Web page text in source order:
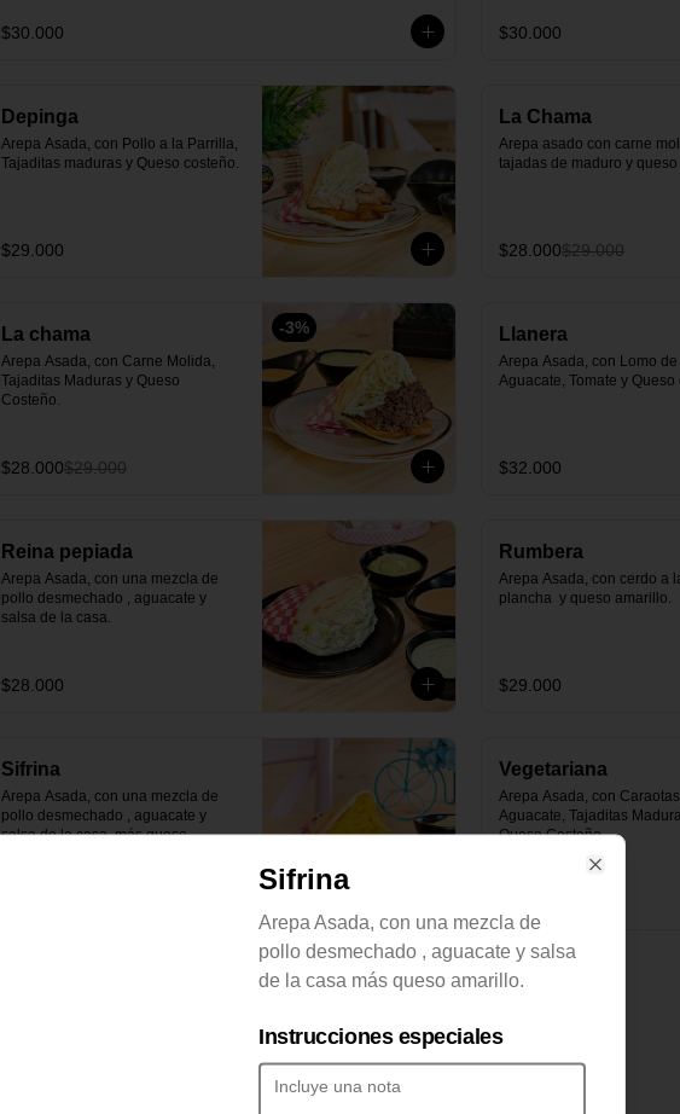
$30.000 $30.000
Depinga
Arepa Asada, con Pollo a la Parrilla,
Tajaditas maduras y Queso costeño.
$29.000
La Chama
Arepa asado con carne
tajadas de maduro y queso
$28.000$29.000
-3%
La chama
Arepa Asada, con Carne Molida,
Tajaditas Maduras y Queso
Costeño.
$28.000$29.000
Llanera
Arepa Asada, con Lomo de
Aguacate, Tomate y Queso
$32.000
Reina pepiada
Arepa Asada, con una mezcla de
pollo desmechado , aguacate y
salsa de la casa.
$28.000
Rumbera
Arepa Asada, con cerdo a
plancha  y queso amarillo.
$29.000
Sifrina
Arepa Asada, con una mezcla de
pollo desmechado , aguacate y
salsa de la casa  más queso
Vegetariana
Arepa Asada, con
Aguacate, Tajaditas
Queso Costeño.
Sifrina
Arepa Asada, con una mezcla de
pollo desmechado , aguacate y salsa
de la casa más queso amarillo.
Instrucciones especiales